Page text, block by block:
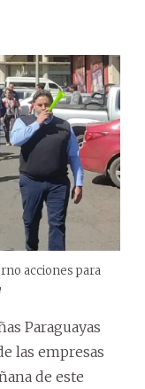
acciones para
Paraguayas
las empresas
de este